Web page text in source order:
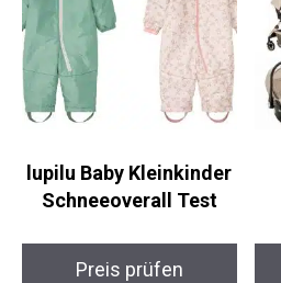
lupilu Baby Kleinkinder
Schneeoverall Test
Preis prüfen